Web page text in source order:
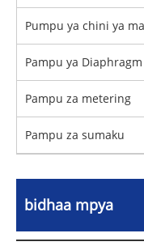
Pumpu ya chini ya
Pampu ya
Pampu za metering
Pampu za sumaku
bidhaa mpya